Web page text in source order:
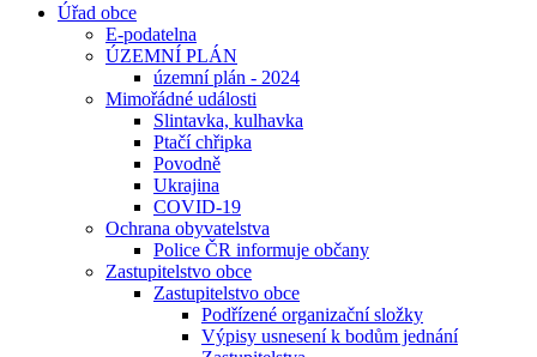
Úřad obce
E-podatelna
ÚZEMNÍ PLÁN
územní plán - 2024
Mimořádné události
Slintavka, kulhavka
Ptačí chřipka
Povodně
Ukrajina
COVID-19
Ochrana obyvatelstva
Police ČR informuje občany
Zastupitelstvo obce
Zastupitelstvo obce
Podřízené organizační složky
Výpisy usnesení k bodům jednání